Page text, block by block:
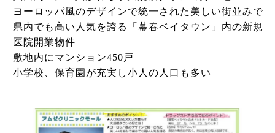
ヨーロッパ風のデザインで統一された美しい街並みで
県内でも高い人気を誇る「幕春ベイタウン」内の新規
医院開業物件
敷地内にマンション450戸
小学校、保育園が充実し小人の人口も多い